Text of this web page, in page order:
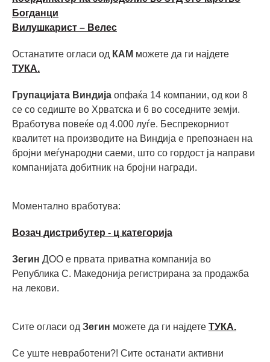
Богданци
Вилушкарист – Велес
Останатите огласи од КАМ можете да ги најдете
ТУКА.
Групацијата Виндија опфаќа 14 компании, од кои 8
се со седиште во Хрватска и 6 во соседните земји.
Вработува повеќе од 4.000 луѓе. Беспрекорниот
квалитет на производите на Виндија е препознаен на
бројни меѓународни саеми, што со гордост ја направи
компанијата добитник на бројни награди.
Моментално вработува:
Возач дистрибутер - ц категорија
Зегин ДОО е првата приватна компанија во
Република С. Македонија регистрирана за продажба
на лекови.
Сите огласи од Зегин можете да ги најдете ТУКА.
Се уште невработени?! Сите останати активни